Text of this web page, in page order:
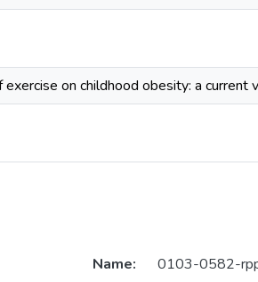
on childhood obesity: a current
Name:
0103-0582-